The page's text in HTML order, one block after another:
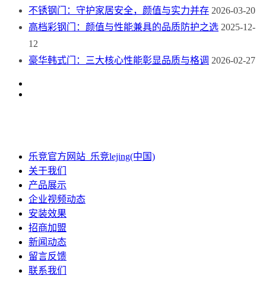
不锈钢门：守护家居安全，颜值与实力并存 2026-03-20
高档彩钢门：颜值与性能兼具的品质防护之选 2025-12-
12
豪华韩式门：三大核心性能彰显品质与格调 2026-02-27
乐竞官方网站_乐竞lejing(中国)
关于我们
产品展示
企业视频动态
安装效果
招商加盟
新闻动态
留言反馈
联系我们